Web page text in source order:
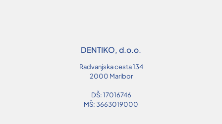
DENTIKO, d.o.o.
Radvanjska cesta 134
2000 Maribor
DŠ: 17016746
MŠ: 3663019000